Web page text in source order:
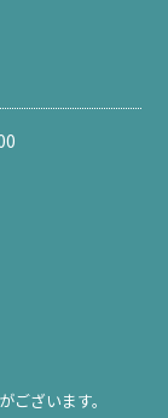
ざいます。